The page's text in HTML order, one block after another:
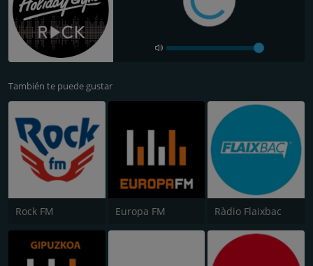
También te puede gustar
Rock FM Europa FM Ràdio Flaixbac